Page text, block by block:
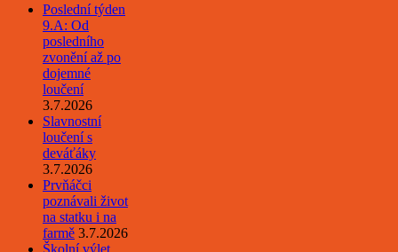
Poslední týden
9.A: Od
posledního
zvonění až po
dojemné
loučení
3.7.2026
Slavnostní
loučení s
deváťáky
3.7.2026
Prvňáčci
poznávali život
na statku i na
farmě 3.7.2026
Školní výlet